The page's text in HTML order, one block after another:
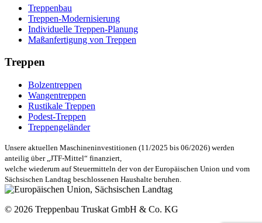
Treppenbau
Treppen-Modernisierung
Individuelle Treppen-Planung
Maßanfertigung von Treppen
Treppen
Bolzentreppen
Wangentreppen
Rustikale Treppen
Podest-Treppen
Treppengeländer
Unsere aktuellen Maschineninvestitionen (11/2025 bis 06/2026) werden
anteilig über „JTF-Mittel“ finanziert,
welche wiederum auf Steuermitteln der von der Europäischen Union und vom
Sächsischen Landtag beschlossenen Haushalte beruhen.
© 2026 Treppenbau Truskat GmbH & Co. KG